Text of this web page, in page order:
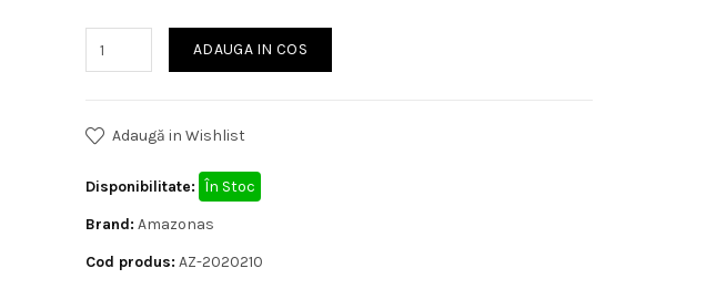
ADAUGA IN COS
Adaugă in Wishlist
Disponibilitate: În Stoc
Brand: Amazonas
Cod produs: AZ-2020210